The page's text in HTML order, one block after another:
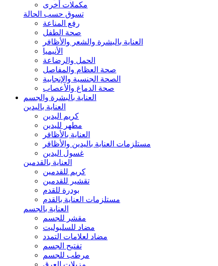
مكملات أخرى
تسوق حسب الحالة
رفع المناعة
صحة الطفل
العناية بالبشرة والشعر والأظافر
الأنيميا
الحمل والرضاعة
صحة العظام والمفاصل
الصحة الجنسية والإنجابية
صحة الدماغ والأعصاب
العناية بالبشرة والجسم
العناية باليدين
كريم اليدين
مطهر لليدين
العناية بالأظافر
مستلزمات العناية باليدين والأظافر
غسول اليدين
العناية بالقدمين
كريم للقدمين
تقشير للقدمين
بودرة للقدم
مستلزمات العناية بالقدم
العناية بالجسم
مقشر للجسم
مضاد للسليوليت
مضاد لعلامات التمدد
تفتيح الجسم
مرطب للجسم
مزيلات العرق